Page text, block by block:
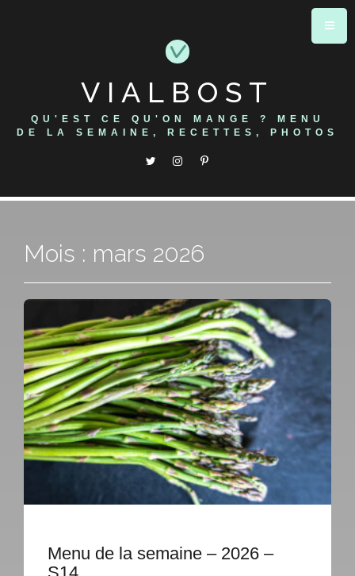
VIALBOST
QU'EST CE QU'ON MANGE ? MENU
DE LA SEMAINE, RECETTES, PHOTOS
Mois : mars 2026
Menu de la semaine – 2026 –